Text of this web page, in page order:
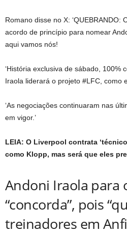
Romano disse no X: ‘QUEBRANDO:
acordo de princípio para nomear
aqui vamos nós!
‘História exclusiva de sábado, 100%
Iraola liderará o projeto #LFC, como
‘As negociações continuaram nas
em vigor.’
LEIA: O Liverpool contrata
como Klopp, mas será que eles
Andoni Iraola para
“concorda”, pois
treinadores em